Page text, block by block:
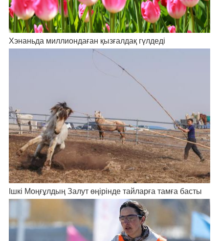
Хэнаньда миллиондаған қызғалдақ гүлдеді
Ішкі Моңғұлдың Залут өңірінде тайларға тамға басты